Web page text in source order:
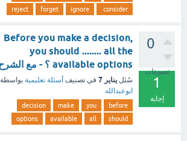
consider
ignore
forget
reject
0
تصويتات
1
إجابة
Before you make a decision,
you should ........ all the
available options ؟ - مع الشرح
سُئل يناير 7 في تصنيف أسئلة تعليمية بواسطة
ابوعبدالله
before
you
make
decision
should
all
available
options